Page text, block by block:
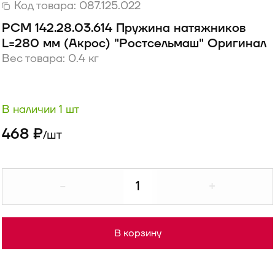
Код товара: 087.125.022
РСМ 142.28.03.614 Пружина натяжников
L=280 мм (Акрос) "Ростсельмаш" Оригинал
Вес товара: 0.4 кг
В наличии 1 шт
468 ₽/шт
В корзину